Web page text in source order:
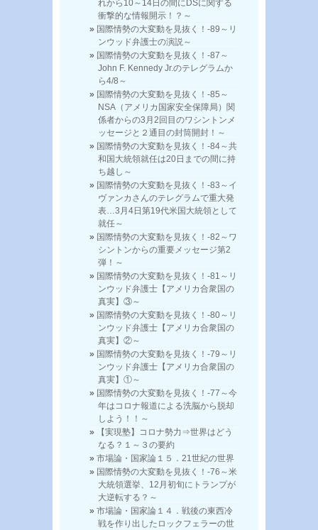
れから10～14日の間にDSに関する
衝撃的な情報開示！？～
国際情勢の大変動を見抜く！-89～リ
ンウッド弁護士の演説～
国際情勢の大変動を見抜く！-87～
John F. Kennedy Jr.のテレグラムか
ら4/8～
国際情勢の大変動を見抜く！-85～
NSA（アメリカ国家安全保障局）関
係者からの3月2回目のワシントンメ
ッセージと２通目の封筒開封！～
国際情勢の大変動を見抜く！-84～共
和国大統領就任は20日までの間に持
ち越し～
国際情勢の大変動を見抜く！-83～イ
ヴァンカさんのテレグラムで重大発
表…3月4日第19代米国大統領として
就任～
国際情勢の大変動を見抜く！-82～ワ
シントンからの重要メッセージ第2
弾！～
国際情勢の大変動を見抜く！-81～リ
ンウッド弁護士【アメリカ合衆国の
真実】③～
国際情勢の大変動を見抜く！-80～リ
ンウッド弁護士【アメリカ合衆国の
真実】②～
国際情勢の大変動を見抜く！-79～リ
ンウッド弁護士【アメリカ合衆国の
真実】①～
国際情勢の大変動を見抜く！-77～今
年はコロナ報道による洗脳から脱却
しよう！！～
【実現塾】コロナ勢力⇒世界はどう
なる？１～３の要約
市場論・国家論１５．21世紀の世界
国際情勢の大変動を見抜く！-76～米
大統領選挙、12月初旬にトランプが
大逆転する？～
市場論・国家論１４．戦後の東西冷
戦を作り出したロックフェラーの世